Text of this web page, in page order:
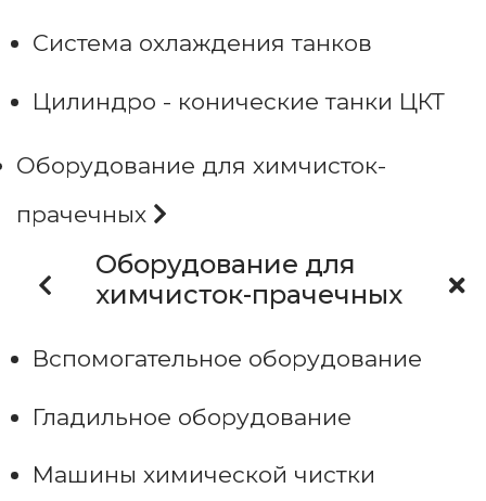
Система охлаждения танков
Цилиндро - конические танки ЦКТ
Оборудование для химчисток-
прачечных
Оборудование для
химчисток-прачечных
Вспомогательное оборудование
Гладильное оборудование
Машины химической чистки